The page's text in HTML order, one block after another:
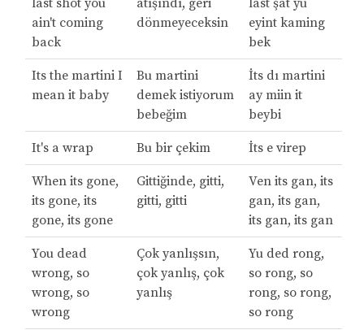
last shot you
ain't coming
back
atışındı, geri
dönmeyeceksin
last şat yu
eyint kaming
bek
Its the martini I
mean it baby
Bu martini
demek istiyorum
bebeğim
İts dı martini
ay miin it
beybi
It's a wrap Bu bir çekim İts e virep
When its gone,
its gone, its
gone, its gone
Gittiğinde, gitti,
gitti, gitti
Ven its gan, its
gan, its gan,
its gan, its gan
You dead
wrong, so
wrong, so
wrong
Çok yanlışsın,
çok yanlış, çok
yanlış
Yu ded rong,
so rong, so
rong, so rong,
so rong